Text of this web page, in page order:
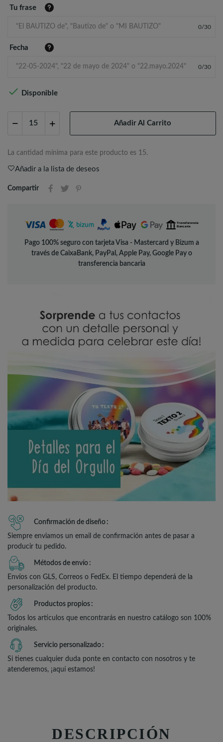
Tu frase
0/30
Fecha
0/30
 Disponible
Añadir Al Carrito
La cantidad mínima para este producto es 15.
Añadir a la lista de deseos
Compartir
Pago 100% seguro con tarjeta Visa - Mastercard y Bizum a
través de CaixaBank, PayPal, Apple Pay, Google Pay o
transferencia bancaria
Confirmación de diseño
Siempre enviamos un email de confirmación antes de pasar a
producir tu pedido.
Métodos de envío
Envíos con GLS, Correos o FedEx. El tiempo dependerá de la
personalización del producto.
Productos propios
Todos los artículos que encontrarás en nuestro catálogo son 100%
originales.
Servicio personalizado
Si tienes cualquier duda ponte en contacto con nosotros y te
atenderemos, ¡aquí estamos!
DESCRIPCIÓN